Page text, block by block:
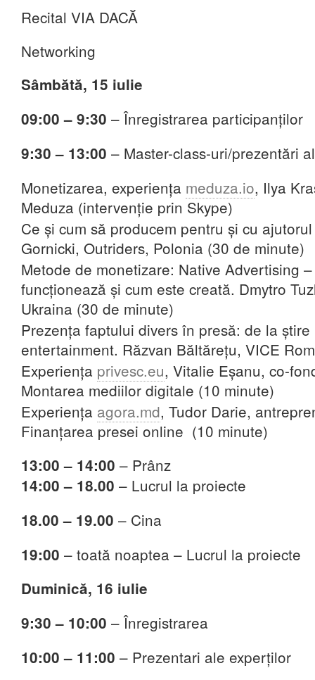
Recital VIA DACĂ
Networking
Sâmbătă, 15 iulie
09:00 – 9:30 – Înregistrarea participanților
9:30 – 13:00 – Master-class-uri/prezentări
Monetizarea, experiența meduza.io, Ilya
Meduza (intervenție prin Skype)
Ce și cum să producem pentru și cu
Gornicki, Outriders, Polonia (30 de minute)
Metode de monetizare: Native Advertising
funcționează și cum este creată. Dmytro
Ukraina (30 de minute)
Prezența faptului divers în presă: de la știre
entertainment. Răzvan Băltărețu, VICE
Experiența privesc.eu, Vitalie Eșanu, co-
Montarea mediilor digitale (10 minute)
Experiența agora.md, Tudor Darie,
Finanțarea presei online (10 minute)
13:00 – 14:00 – Prânz
14:00 – 18.00 – Lucrul la proiecte
18.00 – 19.00 – Cina
19:00 – toată noaptea – Lucrul la proiecte
Duminică, 16 iulie
9:30 – 10:00 – Înregistrarea
10:00 – 11:00 – Prezentari ale experților